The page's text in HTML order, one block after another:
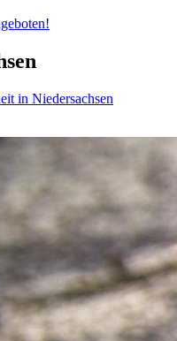
in Niedersachsen